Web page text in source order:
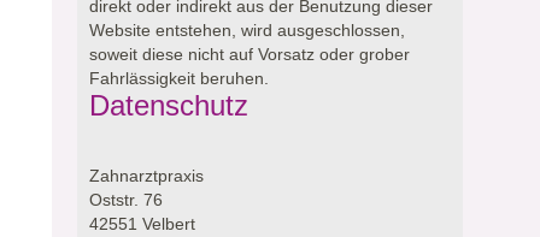
direkt oder indirekt aus der Benutzung dieser
Website entstehen, wird ausgeschlossen,
soweit diese nicht auf Vorsatz oder grober
Fahrlässigkeit beruhen.
Datenschutz
Zahnarztpraxis
Oststr. 76
42551 Velbert